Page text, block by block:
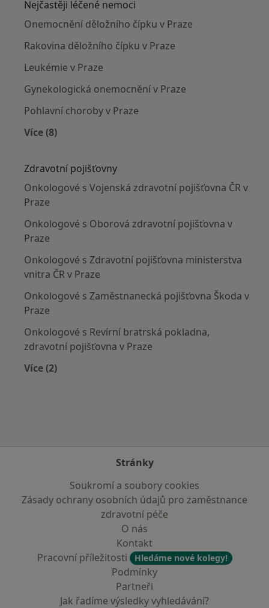
Nejčastěji léčené nemoci
Onemocnění děložního čípku v Praze
Rakovina děložního čípku v Praze
Leukémie v Praze
Gynekologická onemocnění v Praze
Pohlavní choroby v Praze
Více (8)
Zdravotní pojišťovny
Onkologové s Vojenská zdravotní pojišťovna ČR v
Praze
Onkologové s Oborová zdravotní pojišťovna v
Praze
Onkologové s Zdravotní pojišťovna ministerstva
vnitra ČR v Praze
Onkologové s Zaměstnanecká pojišťovna Škoda v
Praze
Onkologové s Revírní bratrská pokladna,
zdravotní pojišťovna v Praze
Více (2)
Stránky
Soukromí a soubory cookies
Zásady ochrany osobních údajů pro zaměstnance
zdravotní péče
O nás
Kontakt
Pracovní příležitosti
Hledáme nové kolegy!
Podmínky
Partneři
Jak řadíme výsledky vyhledávání?